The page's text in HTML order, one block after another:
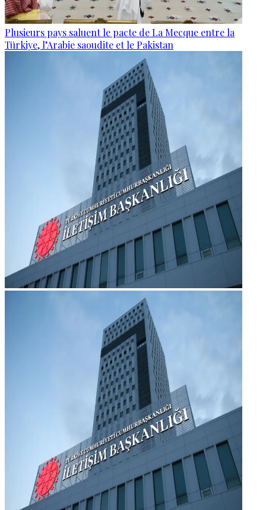
Plusieurs pays saluent le pacte de La Mecque entre la
Türkiye, l’Arabie saoudite et le Pakistan